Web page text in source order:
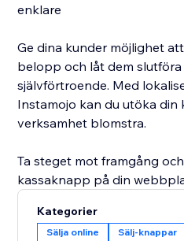
enklare
Ge dina kunder möjlighet
belopp och låt dem
självförtroende. Med
Instamojo kan du utöka din
verksamhet blomstra.
Ta steget mot framgång
kassaknapp på din
Kategorier
Sälja online Sälj-knappar